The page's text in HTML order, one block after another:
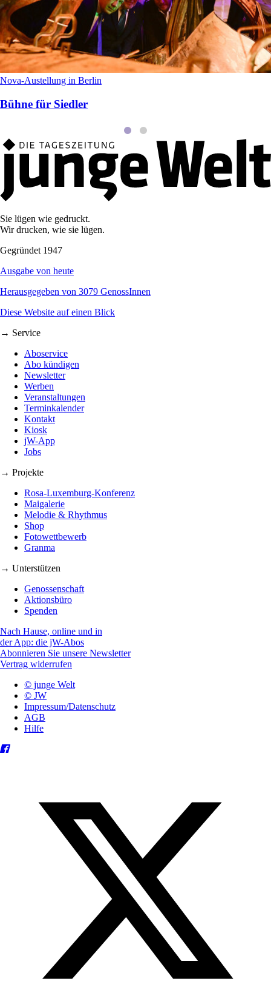
Nova-Austellung in Berlin
Bühne für Siedler
Sie lügen wie gedruckt.
Wir drucken, wie sie lügen.
Gegründet 1947
Ausgabe von heute
Herausgegeben von 3079 GenossInnen
Diese Website auf einen Blick
→ Service
Aboservice
Abo kündigen
Newsletter
Werben
Veranstaltungen
Terminkalender
Kontakt
Kiosk
jW-App
Jobs
→ Projekte
Rosa-Luxemburg-Konferenz
Maigalerie
Melodie & Rhythmus
Shop
Fotowettbewerb
Granma
→ Unterstützen
Genossenschaft
Aktionsbüro
Spenden
Nach Hause, online und in
der App: die jW-Abos
Abonnieren Sie unsere Newsletter
Vertrag widerrufen
© junge Welt
© JW
Impressum/Datenschutz
AGB
Hilfe